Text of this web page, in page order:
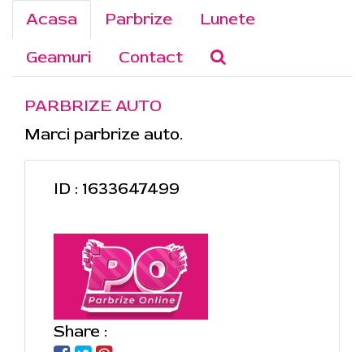
Acasa Parbrize
Lunete
Geamuri
Contact
PARBRIZE AUTO
Marci parbrize auto.
ID : 1633647499
Share :